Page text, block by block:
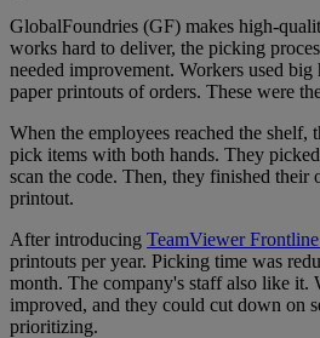
GlobalFoundries (GF) makes high-
works hard to deliver, the picking
needed improvement. Workers used big
paper printouts of orders. These were
When the employees reached the shelf,
pick items with both hands. They
scan the code. Then, they finished their
printout.
After introducing TeamViewer
printouts per year. Picking time was
month. The company's staff also like it.
improved, and they could cut down on
prioritizing.